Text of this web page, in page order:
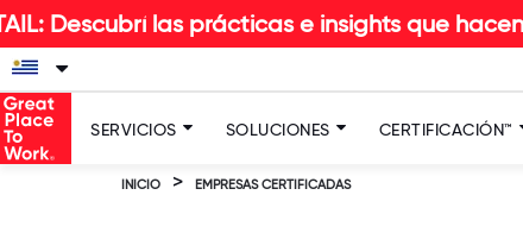
las prácticas e insights que hacen la
SERVICIOS SOLUCIONES CERTIFICACIÓN™
INICIO > EMPRESAS CERTIFICADAS